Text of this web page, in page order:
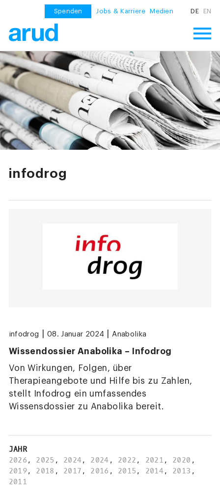
Spenden Jobs & Karriere Medien DE EN
infodrog
infodrog 08. Januar 2024 Anabolika
Wissendossier Anabolika – Infodrog
Von Wirkungen, Folgen, über
Therapieangebote und Hilfe bis zu Zahlen,
stellt Infodrog ein umfassendes
Wissensdossier zu Anabolika bereit.
JAHR
2026 , 2025 , 2024, 2024 , 2022 , 2021 , 2020 ,
2019, 2018 , 2017 , 2016 , 2015 , 2014, 2013 ,
2011